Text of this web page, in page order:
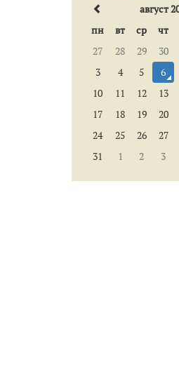
август
пн
вт ср чт
27
28 29 30
3
4 5 6
10
11 12 13
17
18 19 20
24
25 26 27
31
1 2 3